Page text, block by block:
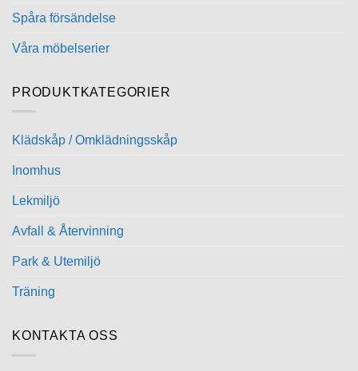
Spåra försändelse
Våra möbelserier
PRODUKTKATEGORIER
Klädskåp / Omklädningsskåp
Inomhus
Lekmiljö
Avfall & Återvinning
Park & Utemiljö
Träning
KONTAKTA OSS